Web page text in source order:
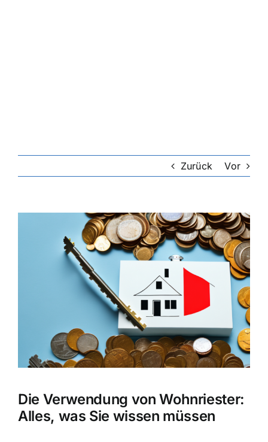
Zurück Vor
Die Verwendung von Wohnriester:
Alles, was Sie wissen müssen